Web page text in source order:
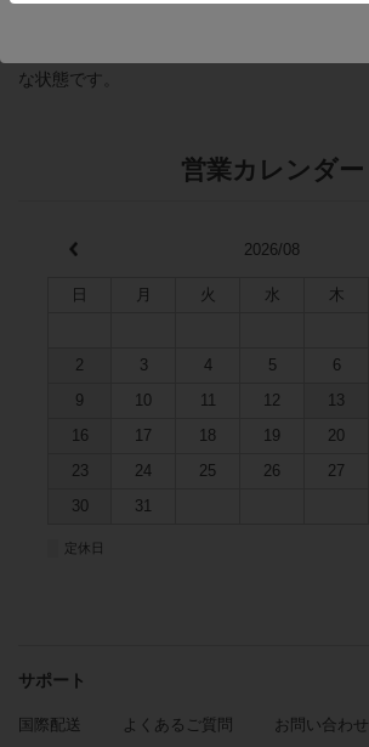
な状態です。
営業カレンダー
2026/08
日 月 火 水 木
2
3 4 5 6
9
10 11 12 13
16
17 18 19 20
23
24 25 26 27
30
31
定休日
サポート
国際配送 よくあるご質問 お問い合わせ